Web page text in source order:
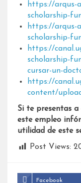
https://arqus-
scholarship-
https://arqus-
scholarship-
https://
scholarship-
cursar-un-
https://
content/
Si te presentas a
este empleo
utilidad de este
Post Views:
Facebook